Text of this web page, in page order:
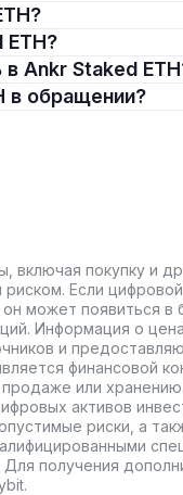
ETH?
в Ankr Staked
в обращении?
включая покупку и
Если
может появиться в
Информация о
и
финансовой
или
активов
риски, а
получения